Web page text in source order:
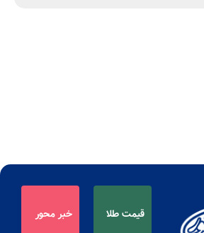
قیمت طلا خبر محور